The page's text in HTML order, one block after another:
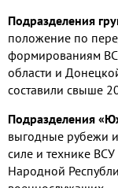
Подразделения
положение по
формированиям
области и
составили свыше
Подразделения
выгодные рубежи
силе и технике
Народной